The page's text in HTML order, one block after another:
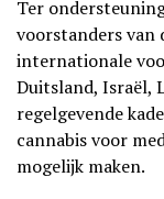
Ter
voorstanders van
internationale
Duitsland, Israël,
regelgevende
cannabis voor
mogelijk maken.